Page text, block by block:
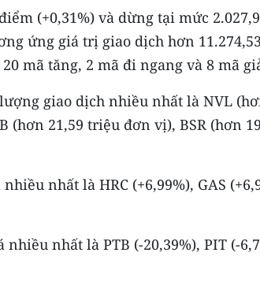
(+0,31%) và dừng tại mức
ứng giá trị giao dịch hơn
mã tăng, 2 mã đi ngang và 8 mã
giao dịch nhiều nhất là NVL
(hơn 21,59 triệu đơn vị), BSR (hơn
nhất là HRC (+6,99%), GAS
nhất là PTB (-20,39%), PIT (-